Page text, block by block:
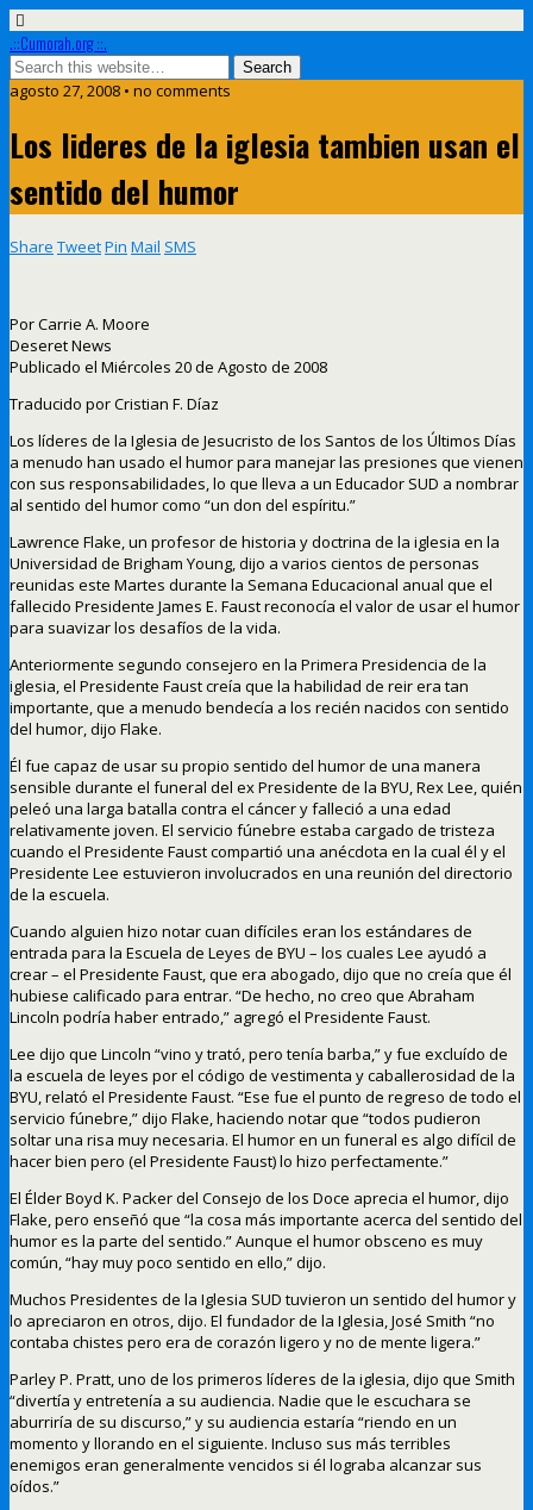
.::Cumorah.org ::.
agosto 27, 2008 • no comments
Los lideres de la iglesia tambien usan el
sentido del humor
Share TweetPin Mail SMS
Por Carrie A. Moore
Deseret News
Publicado el Miércoles 20 de Agosto de 2008
Traducido por Cristian F. Díaz
Los líderes de la Iglesia de Jesucristo de los Santos de los Últimos Días
a menudo han usado el humor para manejar las presiones que vienen
con sus responsabilidades, lo que lleva a un Educador SUD a nombrar
al sentido del humor como “un don del espíritu.”
Lawrence Flake, un profesor de historia y doctrina de la iglesia en la
Universidad de Brigham Young, dijo a varios cientos de personas
reunidas este Martes durante la Semana Educacional anual que el
fallecido Presidente James E. Faust reconocía el valor de usar el humor
para suavizar los desafíos de la vida.
Anteriormente segundo consejero en la Primera Presidencia de la
iglesia, el Presidente Faust creía que la habilidad de reir era tan
importante, que a menudo bendecía a los recién nacidos con sentido
del humor, dijo Flake.
Él fue capaz de usar su propio sentido del humor de una manera
sensible durante el funeral del ex Presidente de la BYU, Rex Lee, quién
peleó una larga batalla contra el cáncer y falleció a una edad
relativamente joven. El servicio fúnebre estaba cargado de tristeza
cuando el Presidente Faust compartió una anécdota en la cual él y el
Presidente Lee estuvieron involucrados en una reunión del directorio
de la escuela.
Cuando alguien hizo notar cuan difíciles eran los estándares de
entrada para la Escuela de Leyes de BYU – los cuales Lee ayudó a
crear – el Presidente Faust, que era abogado, dijo que no creía que él
hubiese calificado para entrar. “De hecho, no creo que Abraham
Lincoln podría haber entrado,” agregó el Presidente Faust.
Lee dijo que Lincoln “vino y trató, pero tenía barba,” y fue excluído de
la escuela de leyes por el código de vestimenta y caballerosidad de la
BYU, relató el Presidente Faust. “Ese fue el punto de regreso de todo el
servicio fúnebre,” dijo Flake, haciendo notar que “todos pudieron
soltar una risa muy necesaria. El humor en un funeral es algo difícil de
hacer bien pero (el Presidente Faust) lo hizo perfectamente.”
El Élder Boyd K. Packer del Consejo de los Doce aprecia el humor, dijo
Flake, pero enseñó que “la cosa más importante acerca del sentido del
humor es la parte del sentido.” Aunque el humor obsceno es muy
común, “hay muy poco sentido en ello,” dijo.
Muchos Presidentes de la Iglesia SUD tuvieron un sentido del humor y
lo apreciaron en otros, dijo. El fundador de la Iglesia, José Smith “no
contaba chistes pero era de corazón ligero y no de mente ligera.”
Parley P. Pratt, uno de los primeros líderes de la iglesia, dijo que Smith
“divertía y entretenía a su audiencia. Nadie que le escuchara se
aburriría de su discurso,” y su audiencia estaría “riendo en un
momento y llorando en el siguiente. Incluso sus más terribles
enemigos eran generalmente vencidos si él lograba alcanzar sus
oídos.”